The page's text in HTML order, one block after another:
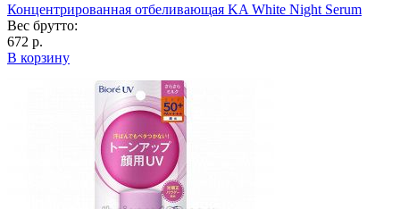
Концентрированная отбеливающая KA White Night Serum
Вес брутто:
672 р.
В корзину